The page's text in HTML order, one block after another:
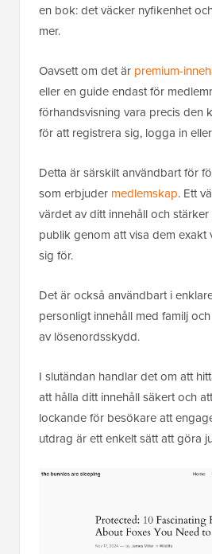
en bok: det väcker nyfikenhet
mer.
Oavsett om det är premium-
eller en guide endast för
förhandsvisning vara precis den
för att registrera sig, logga in
Detta är särskilt användbart för
som erbjuder medlemskap. Ett
värdet av ditt innehåll och
publik genom att visa dem exakt
sig för.
Det är också användbart i
personligt innehåll med familj
av lösenordsskydd.
I slutändan handlar det om att
att hålla ditt innehåll säkert och
lockande för besökare att
utdrag är ett enkelt sätt att göra